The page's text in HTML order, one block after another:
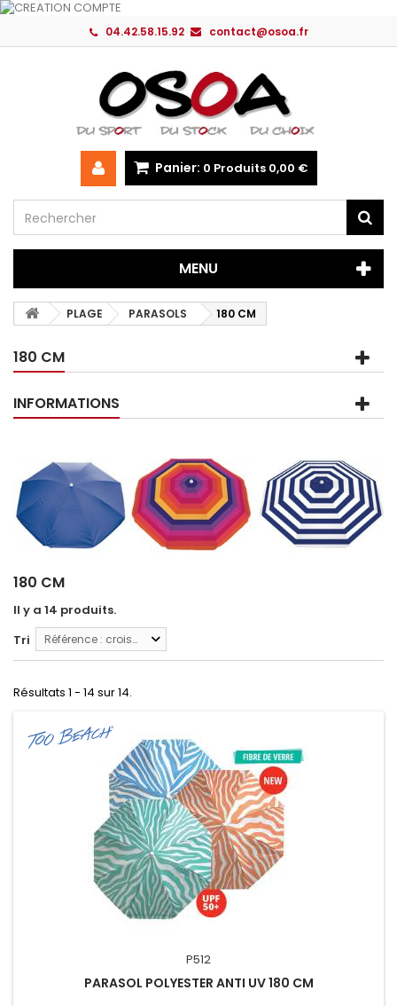
04.42.58.15.92 contact@osoa.fr
Panier: 0 Produits 0,00 €
MENU
PLAGE PARASOLS 180 CM
180 CM
INFORMATIONS
180 CM
Il y a 14 produits.
Tri
Référence : croissante
Résultats 1 - 14 sur 14.
P512
PARASOL POLYESTER ANTI UV 180 CM